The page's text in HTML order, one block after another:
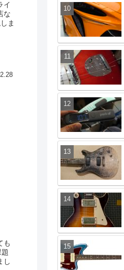
イ
な
ま
も
し